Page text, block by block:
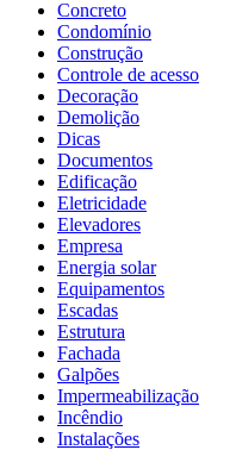
Concreto
Condomínio
Construção
Controle de acesso
Decoração
Demolição
Dicas
Documentos
Edificação
Eletricidade
Elevadores
Empresa
Energia solar
Equipamentos
Escadas
Estrutura
Fachada
Galpões
Impermeabilização
Incêndio
Instalações